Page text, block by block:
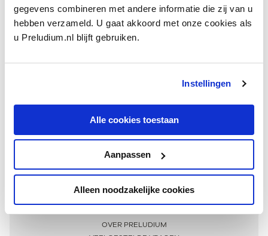
gegevens combineren met andere informatie die zij van u
hebben verzameld. U gaat akkoord met onze cookies als
u Preludium.nl blijft gebruiken.
Instellingen
Alle cookies toestaan
Aanpassen
Alleen noodzakelijke cookies
Meer informatie
OVER PRELUDIUM